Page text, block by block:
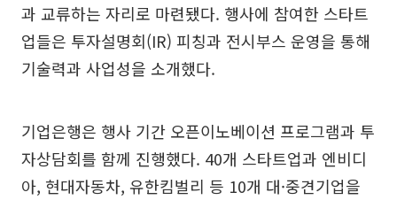
과 교류하는 자리로 마련됐다. 행사에 참여한 스타트
업들은 투자설명회(IR) 피칭과 전시부스 운영을 통해
기술력과 사업성을 소개했다.
기업은행은 행사 기간 오픈이노베이션 프로그램과 투
자상담회를 함께 진행했다. 40개 스타트업과 엔비디
아, 현대자동차, 유한킴벌리 등 10개 대·중견기업을